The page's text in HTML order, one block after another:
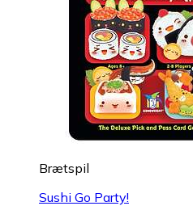
Brætspil
Sushi Go Party!